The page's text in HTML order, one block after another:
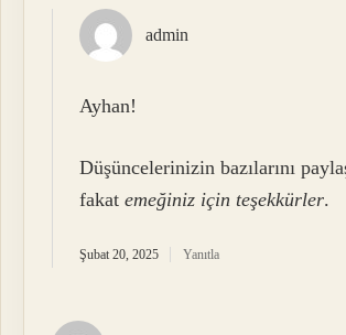
admin
Ayhan!
Düşüncelerinizin bazılarını
fakatemeğiniz için teşekkürler.
Şubat 20, 2025 Yanıtla